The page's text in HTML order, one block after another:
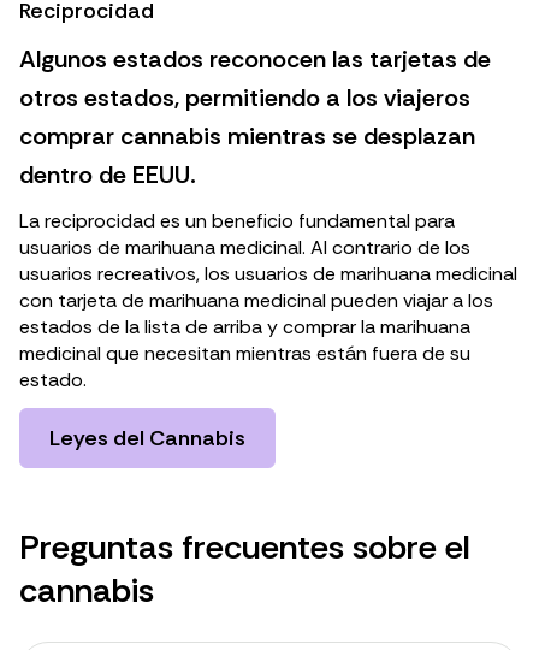
Reciprocidad
Algunos estados reconocen las tarjetas de
otros estados, permitiendo a los viajeros
comprar cannabis mientras se desplazan
dentro de EEUU.
La reciprocidad es un beneficio fundamental para
usuarios de marihuana medicinal. Al contrario de los
usuarios recreativos, los usuarios de marihuana medicinal
con tarjeta de marihuana medicinal pueden viajar a los
estados de la lista de arriba y comprar la marihuana
medicinal que necesitan mientras están fuera de su
estado.
Leyes del Cannabis
Preguntas frecuentes sobre el
cannabis